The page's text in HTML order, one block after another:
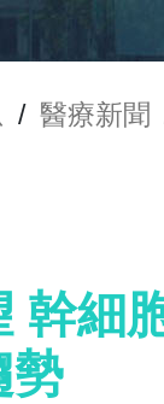
/ 醫療新聞
幹細
勢